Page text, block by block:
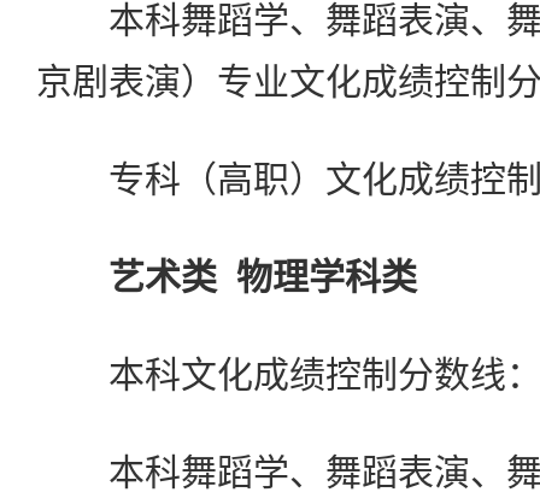
本科舞蹈学、舞蹈表演、舞
京剧表演）专业文化成绩控制
专科（高职）文化成绩控
艺术类 物理学科类
本科文化成绩控制
本科舞蹈学、舞蹈表演、舞